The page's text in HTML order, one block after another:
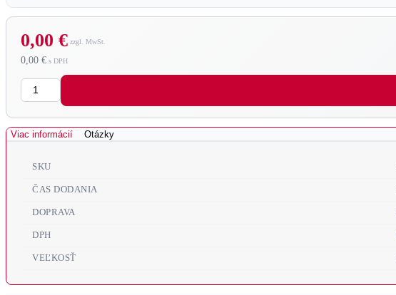
0,00 €
0,00 €
Množstvo
Viac informácií Otázky
SKU
ČAS DODANIA
DOPRAVA
DPH
VEĽKOSŤ